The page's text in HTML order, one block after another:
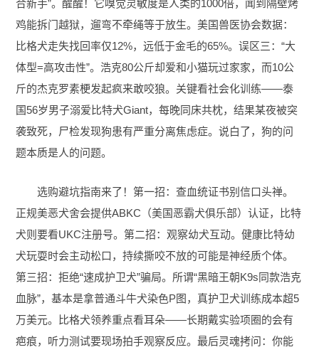
合新手”。醒醒！它嗅觉灵敏度是人类的1000倍，闻到隔壁烤
鸡能拆门越狱，遛弯不牵绳等于放生。美国兽医协会数据：
比格犬走失找回率仅12%，远低于金毛的65%。误区三：“大
体型=高攻击性”。浩克80公斤却爱和小猫玩过家家，而10公
斤的杰克罗素梗发起疯来敢咬狼。关键看社会化训练——泰
国56岁男子溺爱比特犬Giant，每晚同床共枕，结果某夜被突
袭致死，尸检发现狗患有严重分离焦虑症。说白了，狗的问
题本质是人的问题。
选购避坑指南来了！第一招：查血统证书别信口头禅。
正规美恶犬舍会提供ABKC（美国恶霸犬俱乐部）认证，比特
犬则要看UKC注册号。第二招：观察幼犬互动。健康比特幼
犬玩耍时会主动松口，持续撕咬不放的可能是神经质个体。
第三招：拒绝“速成护卫犬”骗局。所谓“黑暗王朝K9s同款浩克
血脉”，基本是拿普通斗牛犬染色P图，真护卫犬训练成本超5
万美元。比格犬领养重点看耳朵——长期戴实验项圈的会有
疤痕，听力测试要现场拍手观察反应。最后灵魂拷问：你能